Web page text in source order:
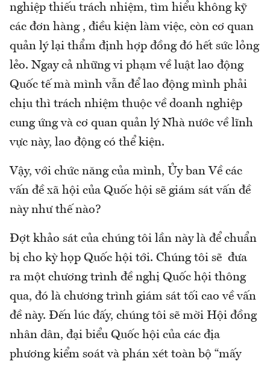
nghiệp thiếu trách nhiệm, tìm hiểu không kỹ
các đơn hàng , điều kiện làm việc, còn cơ quan
quản lý lại thẩm định hợp đồng đó hết sức lỏng
lẻo. Ngay cả những vi phạm về luật lao động
Quốc tế mà mình vẫn để lao động mình phải
chịu thì trách nhiệm thuộc về doanh nghiệp
cung ứng và cơ quan quản lý Nhà nước về lĩnh
vực này, lao động có thể kiện.
Vậy, với chức năng của mình, Ủy ban Về các
vấn đề xã hội của Quốc hội sẽ giám sát vấn đề
này như thế nào?
Đợt khảo sát của chúng tôi lần này là để chuẩn
bị cho kỳ họp Quốc hội tới. Chúng tôi sẽ đưa
ra một chương trình đề nghị Quốc hội thông
qua, đó là chương trình giám sát tối cao về vấn
đề này. Đến lúc đấy, chúng tôi sẽ mời Hội đồng
nhân dân, đại biểu Quốc hội của các địa
phương kiểm soát và phán xét toàn bộ “mấy